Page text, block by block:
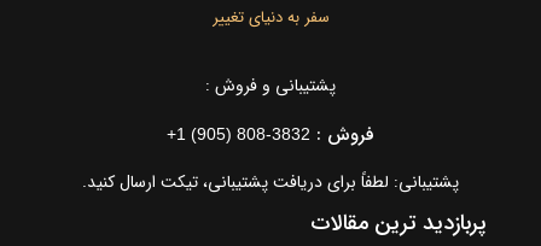
سفر به دنیای تغییر
پشتیبانی و فروش :
فروش : +1 (905) 808-3832
پشتیبانی: لطفاً برای دریافت پشتیبانی، تیکت ارسال کنید.
پربازدید ترین مقالات